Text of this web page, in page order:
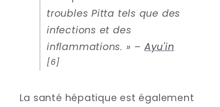
troubles Pitta tels que des
infections et des
inflammations. » – Ayu'in
[6]
La santé hépatique est également